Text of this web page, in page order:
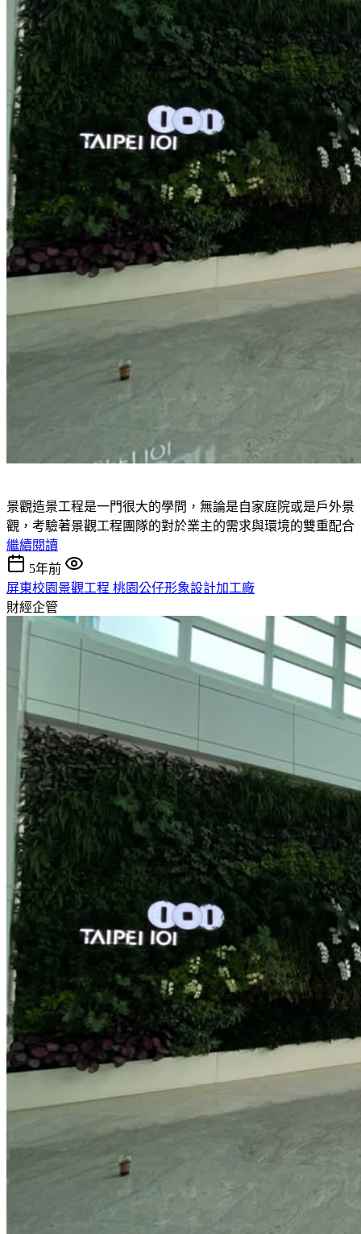
景觀造景工程是一門很大的學問，無論是自家庭院或是戶外景
觀，考驗著景觀工程團隊的對於業主的需求與環境的雙重配合
繼續閱讀
5年前
屏東校園景觀工程 桃園公仔形象設計加工廠
財經企管